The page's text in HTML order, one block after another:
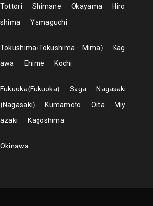
Tottori Shimane Okayama
Hiro
shima
Yamaguchi
Tokushima Tokushima Mima
Kag
awa
Ehime Kochi
Fukuoka Fukuoka Saga
Nagasaki
Nagasaki
Kumamoto Oita
Miy
azaki
Kagoshima
Okinawa